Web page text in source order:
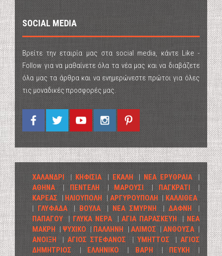
SOCIAL MEDIA
Βρείτε την εταιρία μας στα social media, κάντε Like -
Follow για να μαθαίνετε όλα τα νέα μας και να διαβάζετε
όλα μας τα άρθρα και να ενημερώνεστε πρώτοι για όλες
τις μοναδικές προσφορές μας.
ΧΑΛΑΝΔΡΙ | ΚΗΦΙΣΙΑ | ΕΚΑΛΗ |ΝΕΑ ΕΡΥΘΡΑΙΑ
|
ΑΘΗΝΑ
|ΠΕΝΤΕΛΗ | ΜΑΡΟΥΣΙ | ΠΑΓΚΡΑΤΙ
|
ΚΑΡΕΑΣ |ΗΛΙΟΥΠΟΛΗ | ΑΡΓΥΡΟΥΠΟΛΗ | ΚΑΛΛΙΘΕΑ
| ΓΛΥΦΑΔΑ |ΒΟΥΛΑ |ΝΕΑ ΣΜΥΡΝΗ | ΔΑΦΝΗ |
ΠΑΠΑΓΟΥ | ΓΛΥΚΑ ΝΕΡΑ |ΑΓΙΑ ΠΑΡΑΣΚΕΥΗ | ΝΕΑ
ΜΑΚΡΗ |ΨΥΧΙΚΟ | ΠΑΛΛΗΝΗ |ΑΛΙΜΟΣ | ΑΝΘΟΥΣΑ |
ΑΝΟΙΞΗ
|ΑΓΙΟΣ ΣΤΕΦΑΝΟΣ | ΥΜΗΤΤΟΣ |ΑΓΙΟΣ
ΔΗΜΗΤΡΙΟΣ
|ΕΛΛΗΝΙΚΟ | ΒΑΡΗ |ΠΕΥΚΗ |